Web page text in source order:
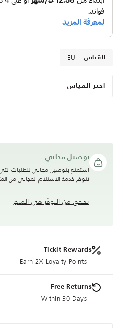
القياس EU
اختر القياس
توصيل مجاني
تتوفر خدمة الاستلام المجاني من
تحقق من التوفّر في المتجر
Tickit Rewards
Earn 2X Loyalty Points
Free Returns
Within 30 Days